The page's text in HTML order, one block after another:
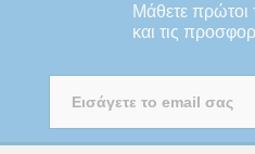
Μάθετε πρώτοι
και τις